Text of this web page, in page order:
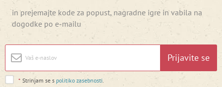
in prejemajte kode za popust, nagradne igre in vabila na
dogodke po e-mailu
Prijavite se
* Strinjam se s politiko zasebnosti